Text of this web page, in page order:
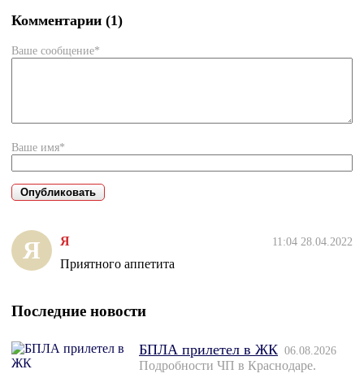
Комментарии (1)
Ваше сообщение*
Ваше имя*
Я Я 11:04 28.04.2022
Приятного аппетита
Последние новости
БПЛА прилетел в ЖК 06.08.2026
Подробности ЧП в Краснодаре.